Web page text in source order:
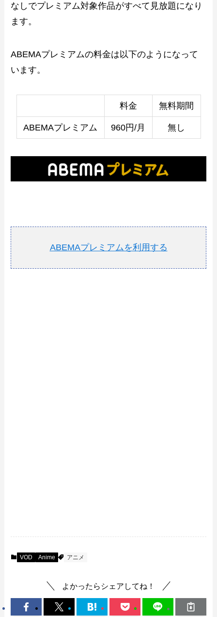
なしでプレミアム対象作品がすべて見放題になり
ます。
ABEMAプレミアムの料金は以下のようになって
います。
料金 無料期間
ABEMAプレミアム 960円/月 無し
ABEMAプレミアムを利用する
VOD Anime アニメ
よかったらシェアしてね！